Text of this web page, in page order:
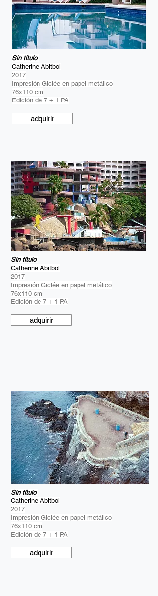
Sin título
Catherine Abitbol
2017
Impresión Giclée en papel metálico
76x110 cm
Edición de 7 + 1 PA
adquirir
Sin título
Catherine Abitbol
2017
Impresión Giclée en papel metálico
76x110 cm
Edición de 7 + 1 PA
adquirir
Sin título
Catherine Abitbol
2017
Impresión Giclée en papel metálico
76x110 cm
Edición de 7 + 1 PA
adquirir